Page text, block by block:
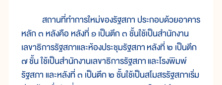
สถานที่ทำการใหม่ของรัฐสภา ประกอบด้วยอาคาร
หลัก ๓ หลังคือ หลังที่ ๑ เป็นตึก ๓ ชั้นใช้เป็นสำนักงาน
เลขาธิการรัฐสภาและห้องประชุมรัฐสภาหลังที่ ๒ เป็นตึก
๗ ชั้น ใช้เป็นสำนักงานเลขาธิการรัฐสภาและโรงพิมพ์
รัฐสภา และหลังที่ ๓ เป็นตึก ๒ ชั้นใช้เป็นสโมสรรัฐสภาเริ่ม